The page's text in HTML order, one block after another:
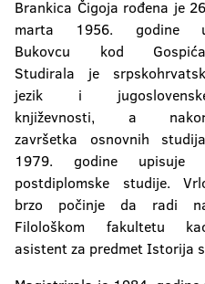
Brankica Čigoja rođena je
marta 1956. godine
Bukovcu kod
Studirala je
jezik i
književnosti, a
završetka osnovnih
1979. godine upisuje
postdiplomske studije.
brzo počinje da radi
Filološkom fakultetu
asistent za predmet Istorija